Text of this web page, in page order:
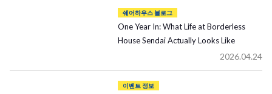
쉐어하우스 블로그
One Year In: What Life at Borderless
House Sendai Actually Looks Like
2026.04.24
이벤트 정보